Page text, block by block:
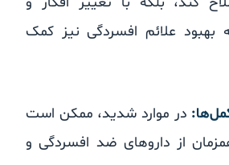
علائم افسردگی نیز کمک
در موارد شدید، ممکن است
از داروهای ضد افسردگی و